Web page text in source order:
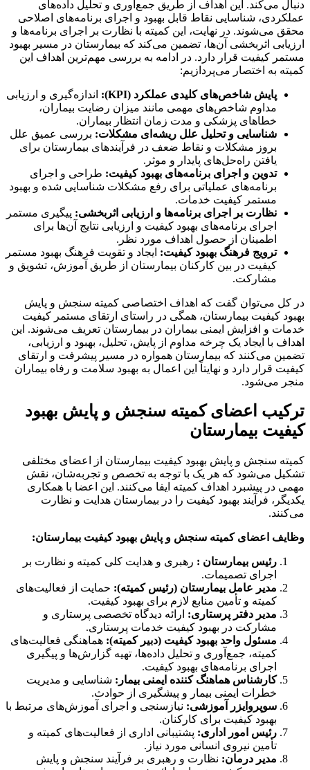
دنبال می‌کند. این اهداف از طریق جمع‌آوری و تحلیل داده‌های
عملکردی، شناسایی نقاط قابل بهبود و اجرای برنامه‌های اصلاحی
محقق می‌شوند. در نهایت، این کمیته با نظارت بر اجرای برنامه‌ها و
ارزیابی اثربخشی آن‌ها، تضمین می‌کند که بیمارستان در مسیر بهبود
مستمر کیفیت قرار دارد. در ادامه به بررسی مهم‌ترین اهداف این
کمیته به اختصار می‌پردازیم:
پایش شاخص‌های کلیدی عملکرد (KPI):
اندازه‌گیری و ارزیابی
مداوم شاخص‌های مهمی مانند میزان رضایت بیماران،
خطاهای پزشکی و مدت زمان انتظار بیماران.
شناسایی و تحلیل علل ریشه‌ای مشکلات: بررسی عمیق علل
بروز مشکلات و نقاط ضعف در فرآیندهای بیمارستان برای
یافتن راه‌حل‌های پایدار و موثر.
تدوین و اجرای برنامه‌های بهبود کیفیت: طراحی و اجرای
برنامه‌های عملیاتی برای رفع مشکلات شناسایی شده و بهبود
مستمر کیفیت خدمات.
نظارت بر اجرای برنامه‌ها و ارزیابی اثربخشی: پیگیری مستمر
اجرای برنامه‌های بهبود کیفیت و ارزیابی نتایج آن‌ها برای
اطمینان از حصول اهداف مورد نظر.
ترویج فرهنگ بهبود کیفیت: ایجاد و تقویت فرهنگ بهبود مستمر
کیفیت در بین کارکنان بیمارستان از طریق آموزش، تشویق و
مشارکت.
در کل می‌توان گفت که اهداف اختصاصی کمیته سنجش و پایش
بهبود کیفیت بیمارستان، همگی در راستای ارتقای مستمر کیفیت
خدمات و افزایش ایمنی بیماران در بیمارستان تعریف می‌شوند. این
اهداف با ایجاد یک چرخه مداوم از پایش، تحلیل، بهبود و ارزیابی،
تضمین می‌کنند که بیمارستان همواره در مسیر پیشرفت و ارتقای
کیفیت قرار دارد و نهایتاً این اعمال به بهبود سلامت و رفاه بیماران
منجر می‌شود.
ترکیب اعضای کمیته سنجش و پایش بهبود
کیفیت بیمارستان
کمیته سنجش و پایش بهبود کیفیت بیمارستان از اعضای مختلفی
تشکیل می‌شود که هر یک با توجه به تخصص و تجربه‌شان، نقش
مهمی در پیشبرد اهداف کمیته ایفا می‌کنند. این اعضا با همکاری
یکدیگر، فرآیند بهبود کیفیت را در بیمارستان هدایت و نظارت
می‌کنند.
وظایف اعضای کمیته سنجش و پایش بهبود کیفیت بیمارستان:
رئیس بیمارستان : رهبری و هدایت کلی کمیته و نظارت بر
اجرای تصمیمات.
مدیر عامل بیمارستان (رئیس کمیته): حمایت از فعالیت‌های
کمیته و تأمین منابع لازم برای بهبود کیفیت.
مدیر دفتر پرستاری: ارائه دیدگاه تخصصی پرستاری و
مشارکت در بهبود کیفیت خدمات پرستاری.
مسئول واحد بهبود کیفیت (دبیر کمیته): هماهنگی فعالیت‌های
کمیته، جمع‌آوری و تحلیل داده‌ها، تهیه گزارش‌ها و پیگیری
اجرای برنامه‌های بهبود کیفیت.
کارشناس هماهنگ کننده ایمنی بیمار: شناسایی و مدیریت
خطرات ایمنی بیمار و پیشگیری از حوادث.
سوپروایزر آموزشی: نیازسنجی و اجرای آموزش‌های مرتبط با
بهبود کیفیت برای کارکنان.
رئیس امور اداری: پشتیبانی اداری از فعالیت‌های کمیته و
تأمین نیروی انسانی مورد نیاز.
مدیر درمان: نظارت و رهبری بر فرآیند سنجش و پایش